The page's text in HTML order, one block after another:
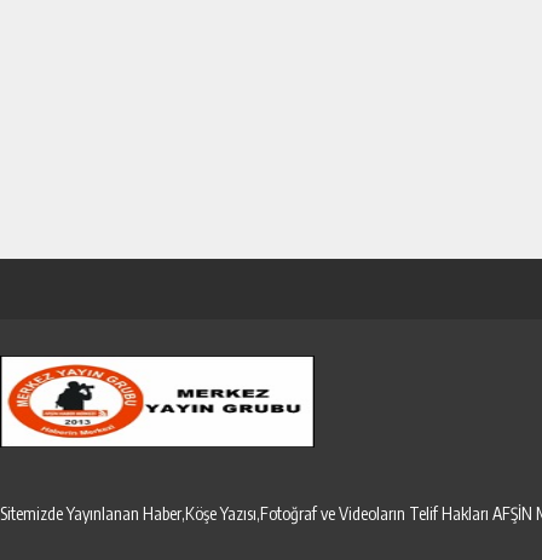
Sitemizde Yayınlanan Haber,Köşe Yazısı,Fotoğraf ve Videoların Telif Hakları